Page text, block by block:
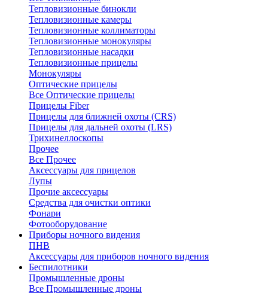
Тепловизионные бинокли
Тепловизионные камеры
Тепловизионные коллиматоры
Тепловизионные монокуляры
Тепловизионные насадки
Тепловизионные прицелы
Монокуляры
Оптические прицелы
Все Оптические прицелы
Прицелы Fiber
Прицелы для ближней охоты (CRS)
Прицелы для дальней охоты (LRS)
Трихинеллоскопы
Прочее
Все Прочее
Аксессуары для прицелов
Лупы
Прочие аксессуары
Средства для очистки оптики
Фонари
Фотооборудование
Приборы ночного видения
ПНВ
Аксессуары для приборов ночного видения
Беспилотники
Промышленные дроны
Все Промышленные дроны